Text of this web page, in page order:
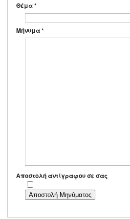
Θέμα*
Μήνυμα*
Αποστολή αντίγραφου σε σας
Αποστολή Μηνύματος